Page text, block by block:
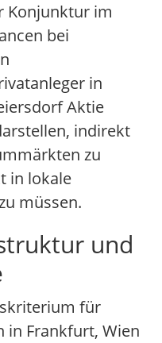
Konjunktur im
bei
in
Aktie
indirekt
zu
in lokale
müssen.
und
für
in Frankfurt, Wien